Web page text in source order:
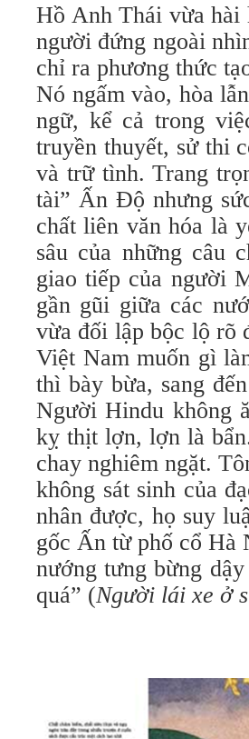
Hồ Anh Thái vừa hài
người đứng ngoài
chỉ ra phương thức
Nó ngấm vào, hòa
ngữ, kể cả trong
truyền thuyết, sử thi
và trữ tình. Trang
tài” Ấn Độ nhưng
chất liên văn hóa là
sâu của những câu
giao tiếp của người
gần gũi giữa các
vừa đối lập bộc lộ rõ
Việt Nam muốn gì
thì bày bừa, sang
Người Hindu không
kỵ thịt lợn, lợn là
chay nghiêm ngặt.
không sát sinh của
nhân được, họ suy
gốc Ấn từ phố cổ Hà
nướng tưng bừng
quá” (Người lái xe ở